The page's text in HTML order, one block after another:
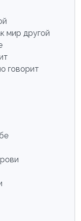
мир другой
говорит